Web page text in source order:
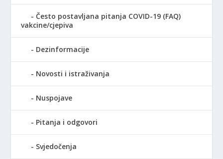
Često postavljana pitanja COVID-19 (FAQ)
vakcine/cjepiva
Dezinformacije
Novosti i istraživanja
Nuspojave
Pitanja i odgovori
Svjedočenja